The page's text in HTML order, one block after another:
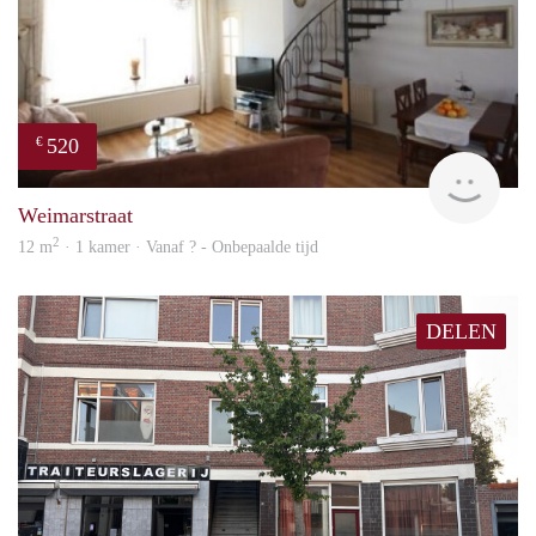
€ 520
Weimarstraat
12 m2 · 1 kamer · Vanaf ? - Onbepaalde tijd
DELEN